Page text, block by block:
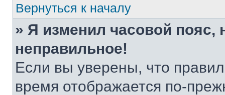
Вернуться к началу
» Я изменил часовой пояс,
неправильное!
Если вы уверены, что
время отображается по-